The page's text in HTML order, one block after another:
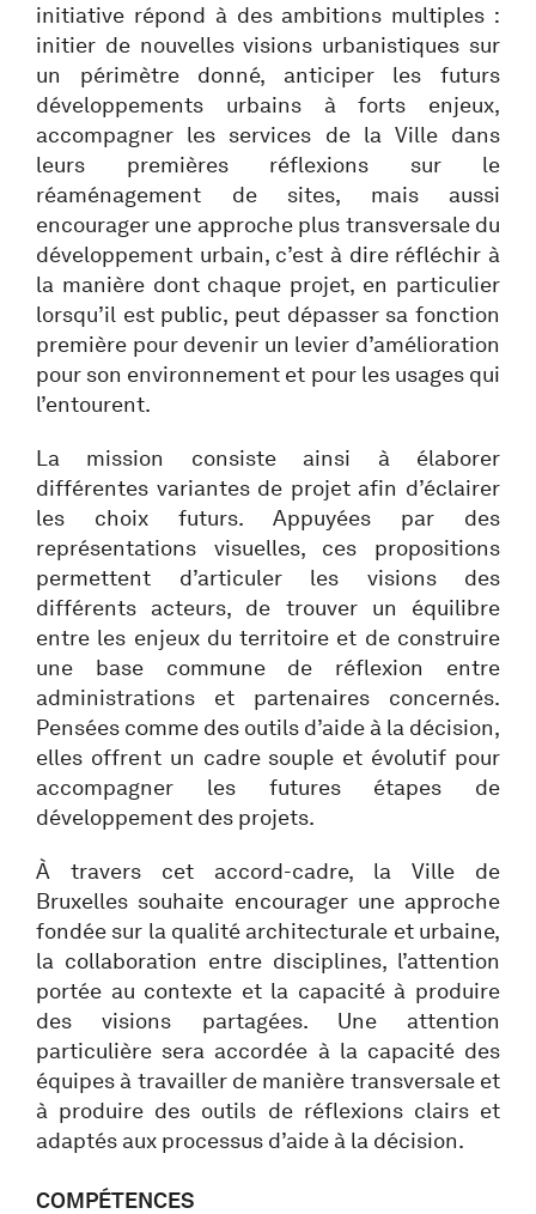
initiative répond à des ambitions multiples :
initier de nouvelles visions urbanistiques sur
un périmètre donné, anticiper les futurs
développements urbains à forts enjeux,
accompagner les services de la Ville dans
leurs premières réflexions sur le
réaménagement de sites, mais aussi
encourager une approche plus transversale du
développement urbain, c’est à dire réfléchir à
la manière dont chaque projet, en particulier
lorsqu’il est public, peut dépasser sa fonction
première pour devenir un levier d’amélioration
pour son environnement et pour les usages qui
l’entourent.
La mission consiste ainsi à élaborer
différentes variantes de projet afin d’éclairer
les choix futurs. Appuyées par des
représentations visuelles, ces propositions
permettent d’articuler les visions des
différents acteurs, de trouver un équilibre
entre les enjeux du territoire et de construire
une base commune de réflexion entre
administrations et partenaires concernés.
Pensées comme des outils d’aide à la décision,
elles offrent un cadre souple et évolutif pour
accompagner les futures étapes de
développement des projets.
À travers cet accord-cadre, la Ville de
Bruxelles souhaite encourager une approche
fondée sur la qualité architecturale et urbaine,
la collaboration entre disciplines, l’attention
portée au contexte et la capacité à produire
des visions partagées. Une attention
particulière sera accordée à la capacité des
équipes à travailler de manière transversale et
à produire des outils de réflexions clairs et
adaptés aux processus d’aide à la décision.
COMPÉTENCES